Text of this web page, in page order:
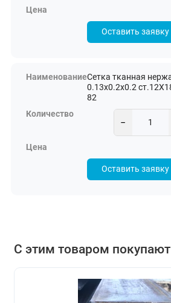
Оставить заявку
Сетка тканная
0.13х0.2х0.2
82
−
Оставить заявку
С этим товаром покупают